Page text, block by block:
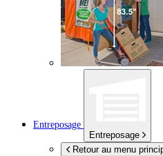
Entreposage
Entreposage
Retour au menu